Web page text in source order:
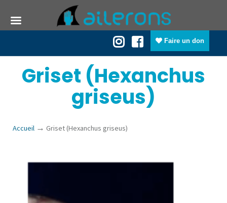
Faire un don
Griset (Hexanchus
griseus)
Accueil → Griset (Hexanchus griseus)